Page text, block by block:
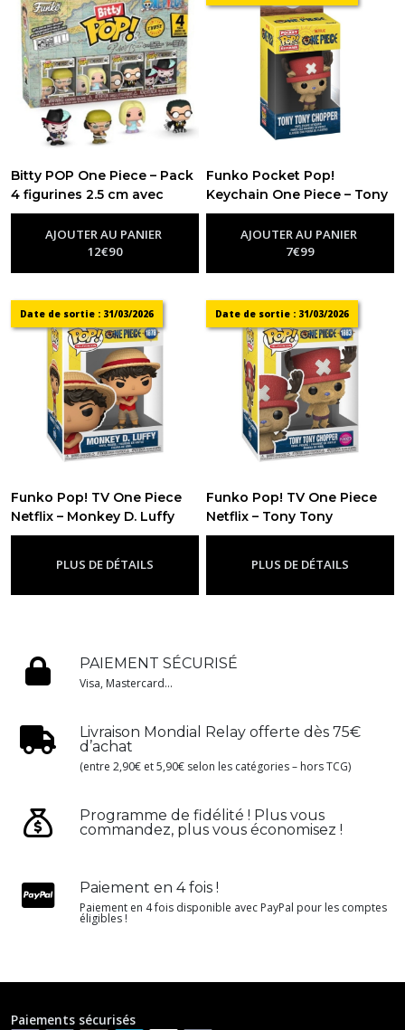
Bitty POP One Piece – Pack
4 figurines 2.5 cm avec
Usopp-Figurine Funko Pop One
AJOUTER AU PANIER
12€90
Funko Pocket Pop!
Keychain One Piece – Tony
Tony Chopper-Figurine Funko
Pop One Piece
AJOUTER AU PANIER
7€99
Date de sortie : 31/03/2026
Funko Pop! TV One Piece
Netflix – Monkey D. Luffy
n°1878-Figurine Funko Pop One
PLUS DE DÉTAILS
Date de sortie : 31/03/2026
Funko Pop! TV One Piece
Netflix – Tony Tony
Chopper Flocked n°1883
PLUS DE DÉTAILS
PAIEMENT SÉCURISÉ
Visa, Mastercard...
Livraison Mondial Relay offerte dès 75€
d’achat
(entre 2,90€ et 5,90€ selon les catégories – hors TCG)
Programme de fidélité ! Plus vous
commandez, plus vous économisez !
Paiement en 4 fois !
Paiement en 4 fois disponible avec PayPal pour les comptes
éligibles !
Paiements sécurisés